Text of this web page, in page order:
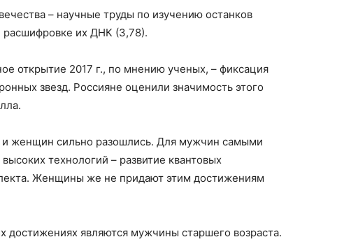
– научные труды по изучению останков
их ДНК (3,78).
открытие 2017 г., по мнению ученых, – фиксация
звезд. Россияне оценили значимость этого
женщин сильно разошлись. Для мужчин самыми
технологий – развитие квантовых
Женщины же не придают этим достижениям
являются мужчины старшего возраста.